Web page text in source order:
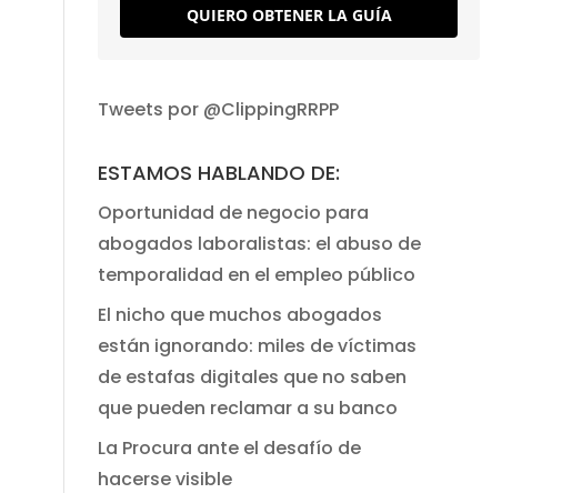
QUIERO OBTENER LA GUÍA
Tweets por @ClippingRRPP
ESTAMOS HABLANDO DE:
Oportunidad de negocio para
abogados laboralistas: el abuso de
temporalidad en el empleo público
El nicho que muchos abogados
están ignorando: miles de víctimas
de estafas digitales que no saben
que pueden reclamar a su banco
La Procura ante el desafío de
hacerse visible